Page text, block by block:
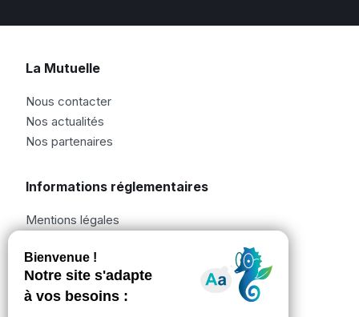
La Mutuelle
Nous contacter
Nos actualités
Nos partenaires
Informations réglementaires
Mentions légales
Bonnes pratiques
Politique de confidentialité
Nos plaquettes